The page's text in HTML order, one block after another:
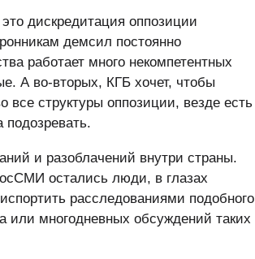
дискредитация оппозиции
демсил постоянно
работает много некомпетентных
А во-вторых, КГБ хочет, чтобы
все структуры оппозиции, везде есть
подозревать.
и разоблачений внутри страны.
остались люди, в глазах
расследованиями подобного
или многодневных обсуждений таких